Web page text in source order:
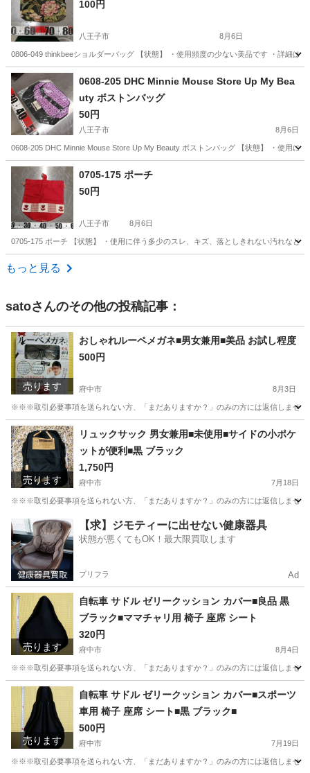
100円
八王子市 8月6日
0806-049 thinkbeeショルダーバッグ 【状態】 ・使用頻度の少ない美品です ・詳細
東京 八王子市 0608-205 DHC Minnie Mouse Store Up My Bea
uty ボストンバッグ
50円
八王子市 8月6日
0608-205 DHC Minnie Mouse Store Up My Beauty ボストンバッグ 【状態】 ・使用に
東京 八王子市 DHC
0705-175 ポーチ
50円
八王子市 8月6日
0705-175 ポーチ 【状態】 ・使用に伴う多少のスレ、キズ、落としきれない汚れな
東京 八王子市
もっと見る
satoさんのその他の投稿記事：
売ります
おしゃれルーペメガネ■男女兼用■美品 お試し程度
500円
府中市 8月3日
※※※取引必要事項を送られない方、「まだありますか？」のみの方には返信しま
東京 府中市
売ります
リュックサック 男女兼用■未使用■サイドの小ポケ
ットが便利■黒 ブラック
1,750円
府中市 7月18日
※※※取引必要事項を送られない方、「まだありますか？」のみの方には返信しま
東京 府中市 バッグ 個人
【求】ジモティーに出せない健康器具
状態が悪くてもOK！最大限買取します
プリフラ Ad
売ります
自転車 サドル ゼリークッション カバー■良品 黒
ブラック■ママチャリ用 椅子 座席 シート
320円
府中市 8月4日
※※※取引必要事項を送られない方、「まだありますか？」のみの方には返信しま
東京 府中市 その他 個人
売ります
自転車 サドル ゼリークッション カバー■スポーツ
車用 椅子 座席 シート■黒 ブラック■
500円
府中市 7月19日
※※※取引必要事項を送られない方、「まだありますか？」のみの方には返信しま